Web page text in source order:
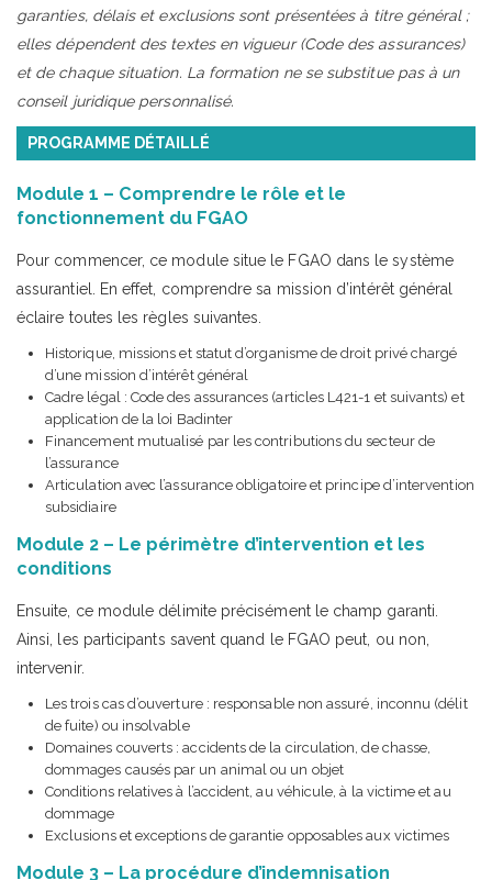
garanties, délais et exclusions sont présentées à titre général ;
elles dépendent des textes en vigueur (Code des assurances)
et de chaque situation. La formation ne se substitue pas à un
conseil juridique personnalisé.
PROGRAMME DÉTAILLÉ
Module 1 – Comprendre le rôle et le
fonctionnement du FGAO
Pour commencer, ce module situe le FGAO dans le système
assurantiel. En effet, comprendre sa mission d’intérêt général
éclaire toutes les règles suivantes.
Historique, missions et statut d’organisme de droit privé chargé
d’une mission d’intérêt général
Cadre légal : Code des assurances (articles L421-1 et suivants) et
application de la loi Badinter
Financement mutualisé par les contributions du secteur de
l’assurance
Articulation avec l’assurance obligatoire et principe d’intervention
subsidiaire
Module 2 – Le périmètre d’intervention et les
conditions
Ensuite, ce module délimite précisément le champ garanti.
Ainsi, les participants savent quand le FGAO peut, ou non,
intervenir.
Les trois cas d’ouverture : responsable non assuré, inconnu (délit
de fuite) ou insolvable
Domaines couverts : accidents de la circulation, de chasse,
dommages causés par un animal ou un objet
Conditions relatives à l’accident, au véhicule, à la victime et au
dommage
Exclusions et exceptions de garantie opposables aux victimes
Module 3 – La procédure d’indemnisation